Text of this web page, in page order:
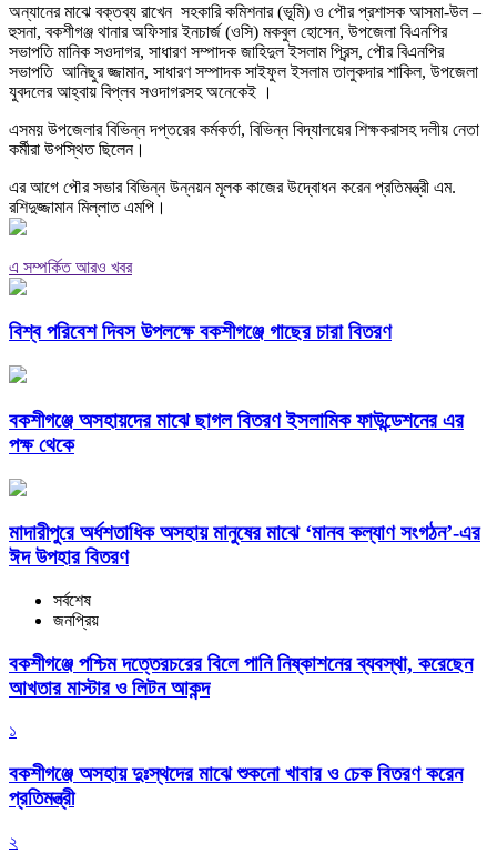
অন্যানের মাঝে বক্তব্য রাখেন সহকারি কমিশনার (ভূমি) ও পৌর প্রশাসক আসমা-উল –
হুসনা, বকশীগঞ্জ থানার অফিসার ইনচার্জ (ওসি) মকবুল হোসেন, উপজেলা বিএনপির
সভাপতি মানিক সওদাগর, সাধারণ সম্পাদক জাহিদুল ইসলাম প্রিন্স, পৌর বিএনপির
সভাপতি আনিছুর জ্জামান, সাধারণ সম্পাদক সাইফুল ইসলাম তালুকদার শাকিল, উপজেলা
যুবদলের আহ্বায় বিপ্লব সওদাগরসহ অনেকেই ।
এসময় উপজেলার বিভিন্ন দপ্তরের কর্মকর্তা, বিভিন্ন বিদ্যালয়ের শিক্ষকরাসহ দলীয় নেতা
কর্মীরা উপস্থিত ছিলেন।
এর আগে পৌর সভার বিভিন্ন উন্নয়ন মূলক কাজের উদ্বোধন করেন প্রতিমন্ত্রী এম.
রশিদুজ্জামান মিল্লাত এমপি।
এ সম্পর্কিত আরও খবর
বিশ্ব পরিবেশ দিবস উপলক্ষে বকশীগঞ্জে গাছের চারা বিতরণ
বকশীগঞ্জে অসহায়দের মাঝে ছাগল বিতরণ ইসলামিক ফাউন্ডেশনের এর
পক্ষ থেকে
মাদারীপুরে অর্ধশতাধিক অসহায় মানুষের মাঝে ‘মানব কল্যাণ সংগঠন’-এর
ঈদ উপহার বিতরণ
সর্বশেষ
জনপ্রিয়
বকশীগঞ্জে পশ্চিম দত্তেরচরের বিলে পানি নিষ্কাশনের ব্যবস্থা, করেছেন
আখতার মাস্টার ও লিটন আকন্দ
১
বকশীগঞ্জে অসহায় দুঃস্থদের মাঝে শুকনো খাবার ও চেক বিতরণ করেন
প্রতিমন্ত্রী
২